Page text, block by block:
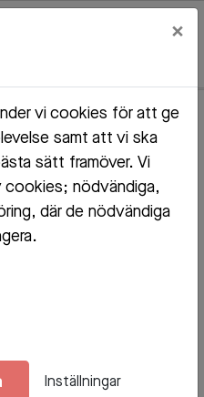
×
vi cookies för att ge
samt att vi ska
sätt framöver. Vi
cookies; nödvändiga,
där de nödvändiga
Inställningar